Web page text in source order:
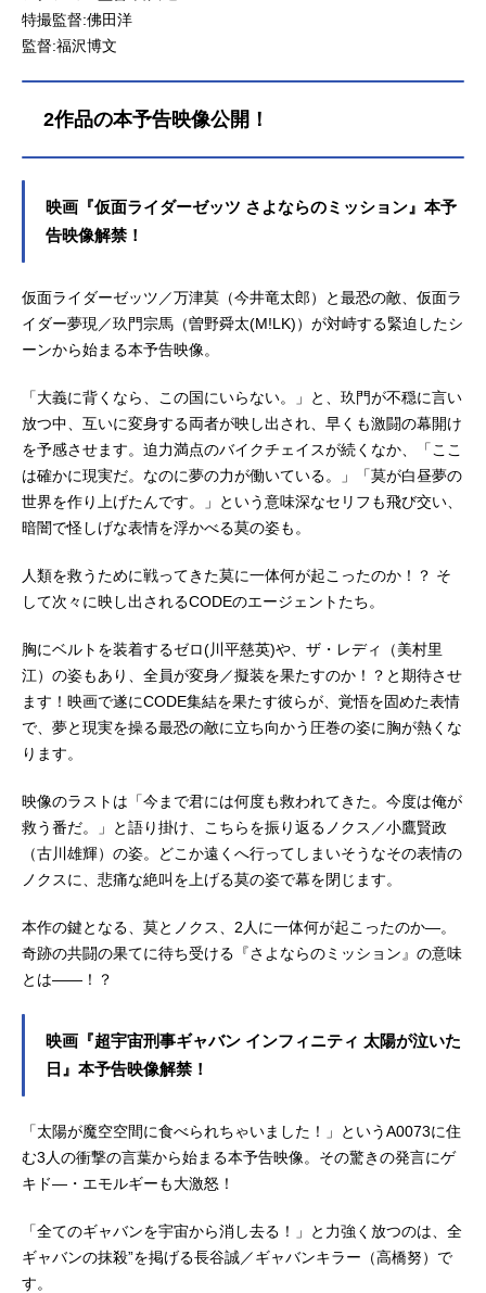
特撮監督:佛田洋
監督:福沢博文
2作品の本予告映像公開！
映画『仮面ライダーゼッツ さよならのミッション』本予
告映像解禁！
仮面ライダーゼッツ／万津莫（今井竜太郎）と最恐の敵、仮面ラ
イダー夢現／玖門宗馬（曽野舜太(M!LK)）が対峙する緊迫したシ
ーンから始まる本予告映像。
「大義に背くなら、この国にいらない。」と、玖門が不穏に言い
放つ中、互いに変身する両者が映し出され、早くも激闘の幕開け
を予感させます。迫力満点のバイクチェイスが続くなか、「ここ
は確かに現実だ。なのに夢の力が働いている。」「莫が白昼夢の
世界を作り上げたんです。」という意味深なセリフも飛び交い、
暗闇で怪しげな表情を浮かべる莫の姿も。
人類を救うために戦ってきた莫に一体何が起こったのか！？ そ
して次々に映し出されるCODEのエージェントたち。
胸にベルトを装着するゼロ(川平慈英)や、ザ・レディ（美村里
江）の姿もあり、全員が変身／擬装を果たすのか！？と期待させ
ます！映画で遂にCODE集結を果たす彼らが、覚悟を固めた表情
で、夢と現実を操る最恐の敵に立ち向かう圧巻の姿に胸が熱くな
ります。
映像のラストは「今まで君には何度も救われてきた。今度は俺が
救う番だ。」と語り掛け、こちらを振り返るノクス／小鷹賢政
（古川雄輝）の姿。どこか遠くへ行ってしまいそうなその表情の
ノクスに、悲痛な絶叫を上げる莫の姿で幕を閉じます。
本作の鍵となる、莫とノクス、2人に一体何が起こったのか―。
奇跡の共闘の果てに待ち受ける『さよならのミッション』の意味
とは――！？
映画『超宇宙刑事ギャバン インフィニティ 太陽が泣いた
日』本予告映像解禁！
「太陽が魔空空間に食べられちゃいました！」というA0073に住
む3人の衝撃の言葉から始まる本予告映像。その驚きの発言にゲ
キド―・エモルギーも大激怒！
「全てのギャバンを宇宙から消し去る！」と力強く放つのは、全
ギャバンの抹殺”を掲げる長谷誠／ギャバンキラー（高橋努）で
す。